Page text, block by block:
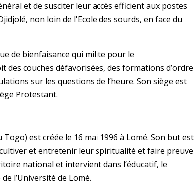
et de susciter leur accès efficient aux postes
non loin de l'Ecole des sourds, en face du
de bienfaisance qui milite pour le
des couches défavorisées, des formations d’ordre
sur les questions de l’heure. Son siège est
Protestant.
est créée le 16 mai 1996 à Lomé. Son but est
et entretenir leur spiritualité et faire preuve
national et intervient dans l’éducatif, le
l’Université de Lomé.